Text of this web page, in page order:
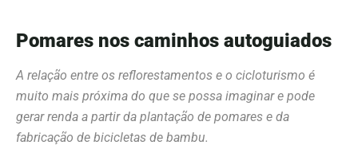
Pomares nos caminhos autoguiados
A relação entre os reflorestamentos e o cicloturismo é
muito mais próxima do que se possa imaginar e pode
gerar renda a partir da plantação de pomares e da
fabricação de bicicletas de bambu.